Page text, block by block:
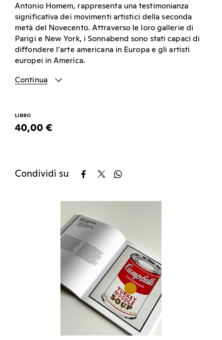
Antonio Homem, rappresenta una testimonianza
significativa dei movimenti artistici della seconda
metà del Novecento. Attraverso le loro gallerie di
Parigi e New York, i Sonnabend sono stati capaci di
diffondere l’arte americana in Europa e gli artisti
europei in America.
Continua
LIBRO
40,00 €
Condividi su